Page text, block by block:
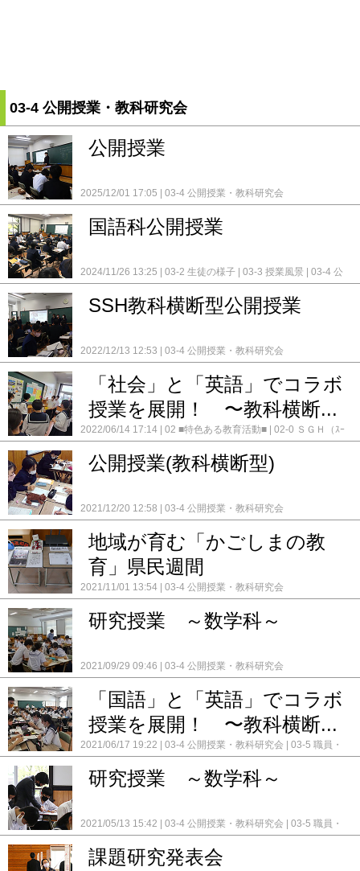
03-4 公開授業・教科研究会
公開授業
2025/12/01 17:05 03-4 公開授業・教科研究会
国語科公開授業
2024/11/26 13:25 03-2 生徒の様子 03-3 授業風景
03-4 公
開授業・教科研究会
SSH教科横断型公開授業
2022/12/13 12:53 03-4 公開授業・教科研究会
「社会」と「英語」でコラボ
授業を展開！ 〜教科横断...
2022/06/14 17:14 02 ■特色ある教育活動■
02-0 ＳＧＨ（ｽｰ
ﾊﾟｰｸﾞﾛｰﾊﾞﾙﾊｲｽｸｰﾙ）
03-2 生徒の様子
03-4 公開授業・教科
研究会
公開授業(教科横断型)
2021/12/20 12:58 03-4 公開授業・教科研究会
地域が育む「かごしまの教
育」県民週間
2021/11/01 13:54 03-4 公開授業・教科研究会
研究授業 ～数学科～
2021/09/29 09:46 03-4 公開授業・教科研究会
「国語」と「英語」でコラボ
授業を展開！ 〜教科横断...
2021/06/17 19:22 03-4 公開授業・教科研究会
03-5 職員・
来校者の様子
研究授業 ～数学科～
2021/05/13 15:42 03-4 公開授業・教科研究会
03-5 職員・
来校者の様子
課題研究発表会